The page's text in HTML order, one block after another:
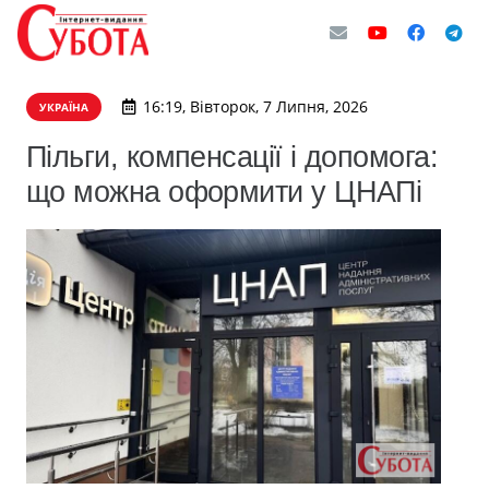
УКРАЇНА 16:19, Вівторок, 7 Липня, 2026
Пільги, компенсації і допомога:
що можна оформити у ЦНАПі